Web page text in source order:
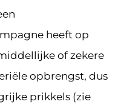
heeft op
of zekere
opbrengst, dus
prikkels (zie